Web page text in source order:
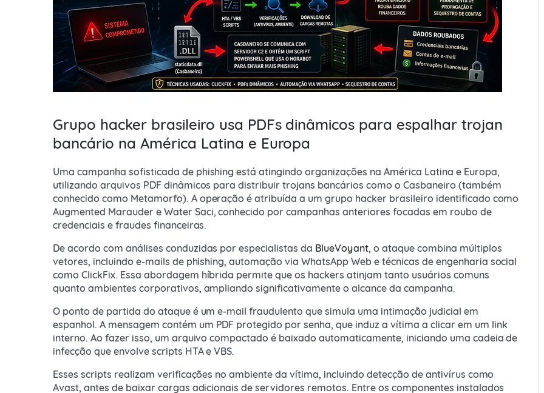
Grupo hacker brasileiro usa PDFs dinâmicos para espalhar trojan
bancário na América Latina e Europa
Uma campanha sofisticada de phishing está atingindo organizações na América Latina e Europa,
utilizando arquivos PDF dinâmicos para distribuir trojans bancários como o Casbaneiro (também
conhecido como Metamorfo). A operação é atribuída a um grupo hacker brasileiro identificado como
Augmented Marauder e Water Saci, conhecido por campanhas anteriores focadas em roubo de
credenciais e fraudes financeiras.
De acordo com análises conduzidas por especialistas da BlueVoyant, o ataque combina múltiplos
vetores, incluindo e-mails de phishing, automação via WhatsApp Web e técnicas de engenharia social
como ClickFix. Essa abordagem híbrida permite que os hackers atinjam tanto usuários comuns
quanto ambientes corporativos, ampliando significativamente o alcance da campanha.
O ponto de partida do ataque é um e-mail fraudulento que simula uma intimação judicial em
espanhol. A mensagem contém um PDF protegido por senha, que induz a vítima a clicar em um link
interno. Ao fazer isso, um arquivo compactado é baixado automaticamente, iniciando uma cadeia de
infecção que envolve scripts HTA e VBS.
Esses scripts realizam verificações no ambiente da vítima, incluindo detecção de antivírus como
Avast, antes de baixar cargas adicionais de servidores remotos. Entre os componentes instalados